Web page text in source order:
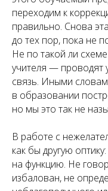
переходим к
правильно. Снова
до тех пор, пока не
Не по такой ли
учителя — проводят
связь. Иными
в образовании
но мы это так не
В работе с
как бы другую
на функцию. Не
избалован, не